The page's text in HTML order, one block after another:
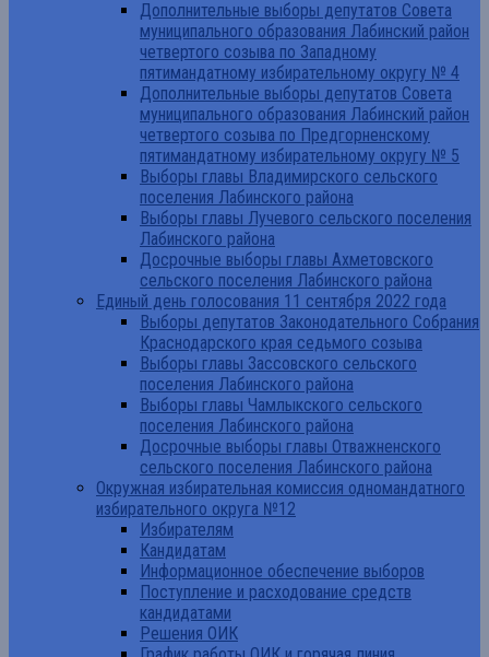
Дополнительные выборы депутатов Совета
муниципального образования Лабинский район
четвертого созыва по Западному
пятимандатному избирательному округу № 4
Дополнительные выборы депутатов Совета
муниципального образования Лабинский район
четвертого созыва по Предгорненскому
пятимандатному избирательному округу № 5
Выборы главы Владимирского сельского
поселения Лабинского района
Выборы главы Лучевого сельского поселения
Лабинского района
Досрочные выборы главы Ахметовского
сельского поселения Лабинского района
Единый день голосования 11 сентября 2022 года
Выборы депутатов Законодательного Собрания
Краснодарского края седьмого созыва
Выборы главы Зассовского сельского
поселения Лабинского района
Выборы главы Чамлыкского сельского
поселения Лабинского района
Досрочные выборы главы Отважненского
сельского поселения Лабинского района
Окружная избирательная комиссия одномандатного
избирательного округа №12
Избирателям
Кандидатам
Информационное обеспечение выборов
Поступление и расходование средств
кандидатами
Решения ОИК